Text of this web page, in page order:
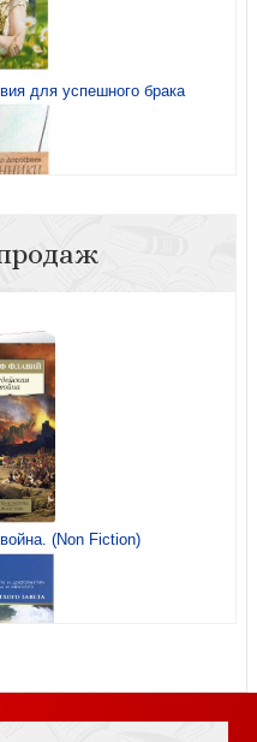
для успешного брака
о духовной жизни
(Non Fiction)